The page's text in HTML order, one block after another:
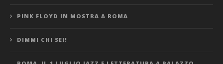
PINK FLOYD IN MOSTRA A ROMA
DIMMI CHI SEI!